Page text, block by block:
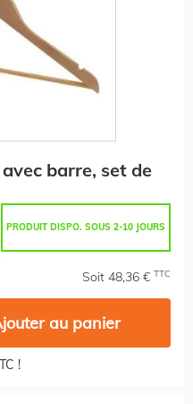
barre, set de
PRODUIT DISPO. SOUS 2-10 JOURS
Soit 48,36 € TTC
au panier
!